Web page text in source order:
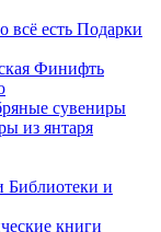
Подарки
Финифть
сувениры
из янтаря
Библиотеки и
книги